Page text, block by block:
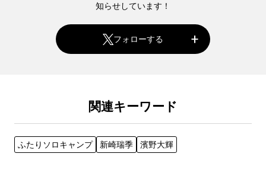
知らせしています！
フォローする
関連キーワード
ふたりソロキャンプ 新崎瑞季 濱野大輝